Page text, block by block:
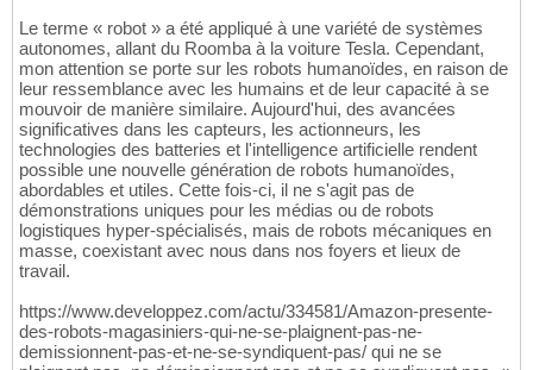
Le terme « robot » a été appliqué à une variété de systèmes
autonomes, allant du Roomba à la voiture Tesla. Cependant,
mon attention se porte sur les robots humanoïdes, en raison de
leur ressemblance avec les humains et de leur capacité à se
mouvoir de manière similaire. Aujourd'hui, des avancées
significatives dans les capteurs, les actionneurs, les
technologies des batteries et l'intelligence artificielle rendent
possible une nouvelle génération de robots humanoïdes,
abordables et utiles. Cette fois-ci, il ne s'agit pas de
démonstrations uniques pour les médias ou de robots
logistiques hyper-spécialisés, mais de robots mécaniques en
masse, coexistant avec nous dans nos foyers et lieux de
travail.
https://www.developpez.com/actu/334581/Amazon-presente-
des-robots-magasiniers-qui-ne-se-plaignent-pas-ne-
demissionnent-pas-et-ne-se-syndiquent-pas/ qui ne se